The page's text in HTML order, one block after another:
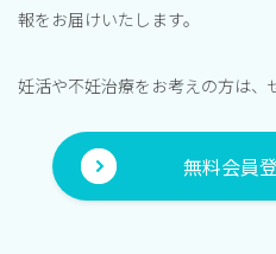
報をお届けいたします。
妊活や不妊治療をお考えの方は、
無料会員